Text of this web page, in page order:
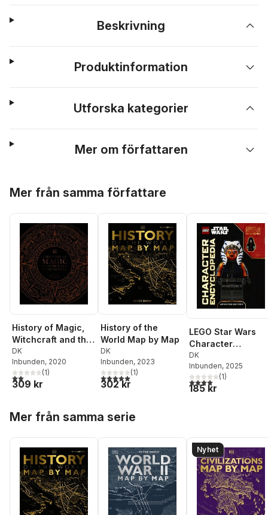
Beskrivning
Produktinformation
Utforska kategorier
Mer om författaren
Mer från samma författare
History of Magic,
Witchcraft and the
Occult
DK
Inbunden, 2020
2,0utav 5 stjärnor. Totalt antal röster:
(1)
309 kr
History of the
World Map by Map
DK
Inbunden, 2023
5,0utav 5 stjärnor. Totalt antal röster:
(1)
302 kr
LEGO Star Wars
Character
Encyclopedia
Updated Edition
DK
Inbunden, 2025
4,0utav 5 stjärnor.
(1)
185 kr
Mer från samma serie
Nyhet